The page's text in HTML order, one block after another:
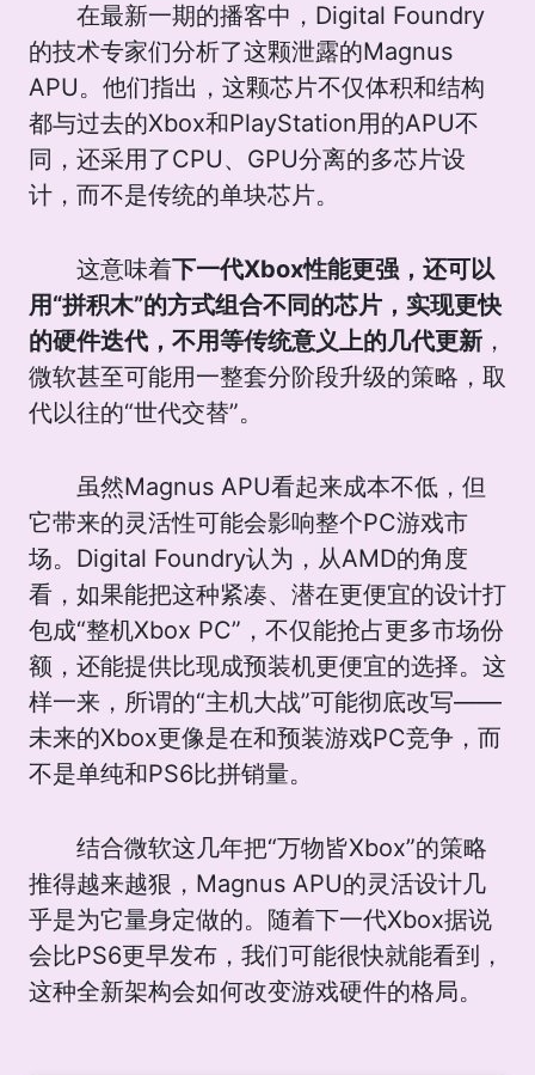
在最新一期的播客中，Digital Foundry
的技术专家们分析了这颗泄露的Magnus
APU。他们指出，这颗芯片不仅体积和结构
都与过去的Xbox和PlayStation用的APU不
同，还采用了CPU、GPU分离的多芯片设
计，而不是传统的单块芯片。
这意味着下一代Xbox性能更强，还可以
用“拼积木”的方式组合不同的芯片，实现更快
的硬件迭代，不用等传统意义上的几代更新 ，
微软甚至可能用一整套分阶段升级的策略，取
代以往的“世代交替”。
虽然Magnus APU看起来成本不低，但
它带来的灵活性可能会影响整个PC游戏市
场。Digital Foundry认为，从AMD的角度
看，如果能把这种紧凑、潜在更便宜的设计打
包成“整机Xbox PC”，不仅能抢占更多市场份
额，还能提供比现成预装机更便宜的选择。这
样一来，所谓的“主机大战”可能彻底改写——
未来的Xbox更像是在和预装游戏PC竞争，而
不是单纯和PS6比拼销量。
结合微软这几年把“万物皆Xbox”的策略
推得越来越狠，Magnus APU的灵活设计几
乎是为它量身定做的。随着下一代Xbox据说
会比PS6更早发布，我们可能很快就能看到，
这种全新架构会如何改变游戏硬件的格局。